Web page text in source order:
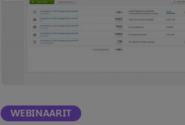
WEBINAARIT